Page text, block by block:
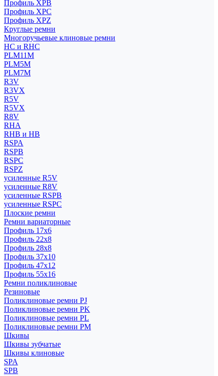
Профиль XPB
Профиль XPC
Профиль XPZ
Круглые ремни
Многоручьевые клиновые ремни
HC и RHC
PLM11M
PLM5M
PLM7M
R3V
R3VX
R5V
R5VX
R8V
RHA
RHB и HB
RSPA
RSPB
RSPC
RSPZ
усиленные R5V
усиленные R8V
усиленные RSPB
усиленные RSPC
Плоские ремни
Ремни вариаторные
Профиль 17x6
Профиль 22x8
Профиль 28x8
Профиль 37x10
Профиль 47x12
Профиль 55x16
Ремни поликлиновые
Резиновые
Поликлиновые ремни PJ
Поликлиновые ремни PK
Поликлиновые ремни PL
Поликлиновые ремни PM
Шкивы
Шкивы зубчатые
Шкивы клиновые
SPA
SPB